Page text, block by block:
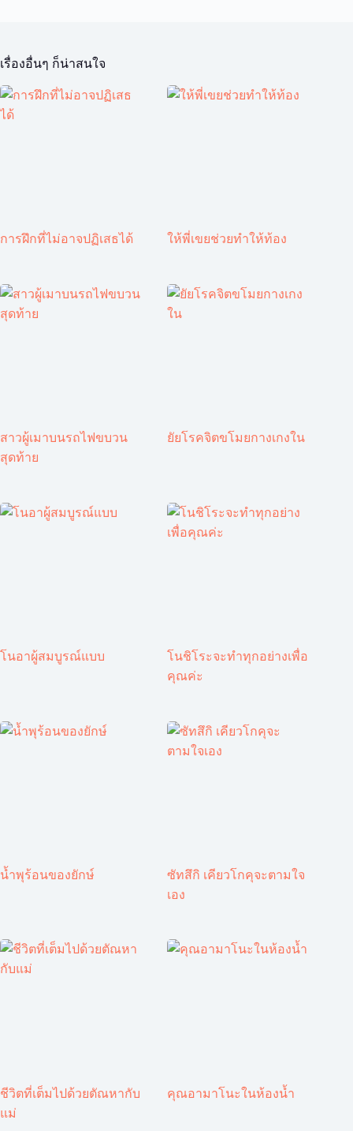
เรื่องอื่นๆ ก็น่าสนใจ
การฝึกที่ไม่อาจปฏิเสธได้ ให้พี่เขยช่วยทำให้ท้อง
สาวผู้เมาบนรถไฟขบวน
สุดท้าย
ยัยโรคจิตขโมยกางเกงใน
โนอาผู้สมบูรณ์แบบ
โนชิโระจะทำทุกอย่างเพื่อ
คุณค่ะ
น้ำพุร้อนของยักษ์
ซัทสึกิ เคียวโกคุจะตามใจ
เอง
ชีวิตที่เต็มไปด้วยตัณหากับ
แม่
คุณอามาโนะในห้องน้ำ